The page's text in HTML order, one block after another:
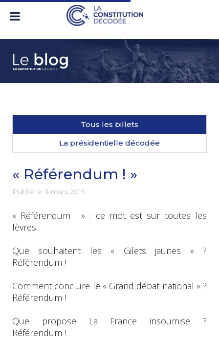
Tous les billets
La présidentielle décodée
« Référendum ! »
Publié le 11 mars 2019
« Référendum ! » : ce mot est sur toutes les
lèvres.
Que souhaitent les « Gilets jaunes » ?
Référendum !
Comment conclure le « Grand débat national » ?
Référendum !
Que propose La France insoumise ?
Référendum !